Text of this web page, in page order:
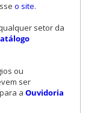
o site.
setor da
ou
ser
a Ouvidoria